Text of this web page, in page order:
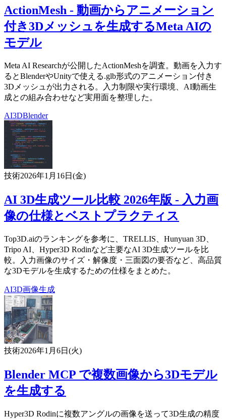
ActionMesh - 動画からアニメーション
付き3Dメッシュを生成するMeta AIの
モデル
Meta AI Researchが公開したActionMeshを調査。動画を入力す
るとBlenderやUnityで使える.glb形式のアニメーション付き
3Dメッシュが出力される。入力制限や実行環境、AI動画生
成との組み合わせなど実用面を整理した。
AI3DBlender
技術2026年1月16日(金)
AI 3D生成ツール比較 2026年版 - 入力画
像の仕様とベストプラクティス
Top3D.aiのランキングを参考に、TRELLIS、Hunyuan 3D、
Tripo AI、Hyper3D Rodinなど主要なAI 3D生成ツールを比
較。入力画像のサイズ・解像度・三面図の要否など、高品質
な3Dモデルを生成するための仕様をまとめた。
AI3D画像生成
技術2026年1月6日(火)
Blender MCP で複数画像から3Dモデル
を生成する
Hyper3D Rodinに複数アングルの画像を送って3D生成の精度